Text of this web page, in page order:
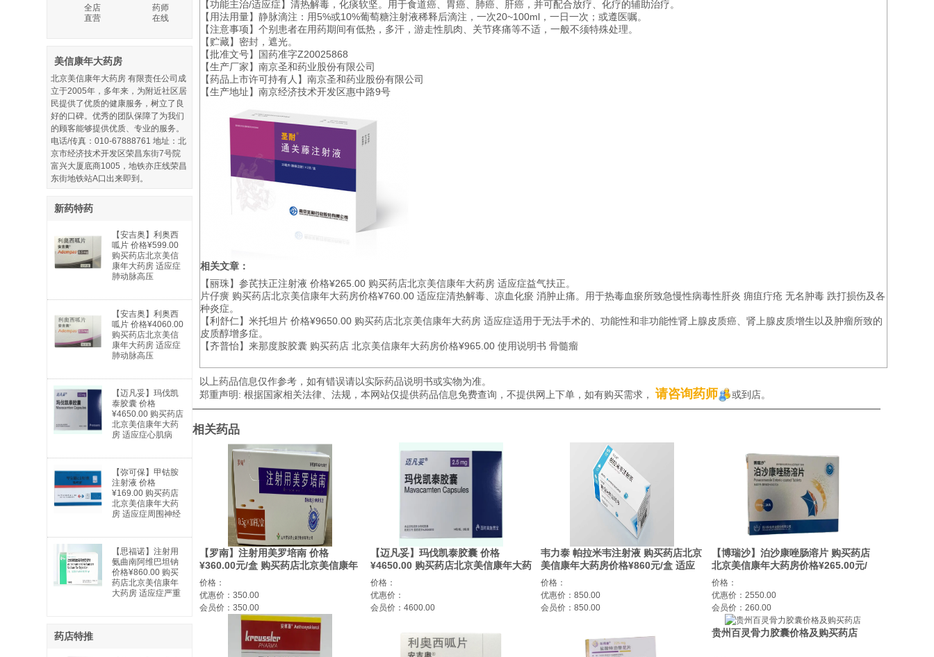
全店
直营
药师
在线
美信康年大药房
北京美信康年大药房 有限责任公司成
立于2005年，多年来，为附近社区居
民提供了优质的健康服务，树立了良
好的口碑。优秀的团队保障了为我们
的顾客能够提供优质、专业的服务。
电话/传真：010-67888761 地址：北
京市经济技术开发区荣昌东街7号院
富兴大厦底商1005，地铁亦庄线荣昌
东街地铁站A口出来即到。
新药特药
【安吉奥】利奥西
呱片 价格¥599.00
购买药店北京美信
康年大药房 适应症
肺动脉高压
【安吉奥】利奥西
呱片 价格¥4060.00
购买药店北京美信
康年大药房 适应症
肺动脉高压
【迈凡妥】玛伐凯
泰胶囊 价格
¥4650.00 购买药店
北京美信康年大药
房 适应症心肌病
【弥可保】甲钴胺
注射液 价格
¥169.00 购买药店
北京美信康年大药
房 适应症周围神经
B12引起的巨幼红
细胞性贫血
【思福诺】注射用
氨曲南阿维巴坦钠
价格¥860.00 购买
药店北京美信康年
大药房 适应症严重
药店特推
【功能主治/适应症】清热解毒，化痰软坚。用于食道癌、胃癌、肺癌、肝癌，并可配合放疗、化疗的辅助治疗。
【用法用量】静脉滴注：用5%或10%葡萄糖注射液稀释后滴注，一次20~100ml，一日一次；或遵医嘱。
【注意事项】个别患者在用药期间有低热，多汗，游走性肌肉、关节疼痛等不适，一般不须特殊处理。
【贮藏】密封，遮光。
【批准文号】国药准字Z20025868
【生产厂家】南京圣和药业股份有限公司
【药品上市许可持有人】南京圣和药业股份有限公司
【生产地址】南京经济技术开发区惠中路9号
相关文章：
【丽珠】参芪扶正注射液 价格¥265.00 购买药店北京美信康年大药房 适应症益气扶正。
片仔癀 购买药店北京美信康年大药房价格¥760.00 适应症清热解毒、凉血化瘀 消肿止痛。用于热毒血瘀所致急慢性病毒性肝炎 痈疽疔疮 无名肿毒 跌打损伤及各
种炎症。
【利舒仁】米托坦片 价格¥9650.00 购买药店北京美信康年大药房 适应症适用于无法手术的、功能性和非功能性肾上腺皮质癌、肾上腺皮质增生以及肿瘤所致的
皮质醇增多症。
【齐普怡】来那度胺胶囊 购买药店 北京美信康年大药房价格¥965.00 使用说明书 骨髓瘤
以上药品信息仅作参考，如有错误请以实际药品说明书或实物为准。
郑重声明: 根据国家相关法律、法规，本网站仅提供药品信息免费查询，不提供网上下单，如有购买需求， 请咨询药师 或到店。
相关药品
【罗南】注射用美罗培南 价格
¥360.00元/盒 购买药店北京美信康年
大药房 适应症敏感菌感染
价格：
优惠价：350.00
会员价：350.00
【迈凡妥】玛伐凯泰胶囊 价格
¥4650.00 购买药店北京美信康年大药
房 适应症心肌病
价格：
优惠价：
会员价：4600.00
韦力泰 帕拉米韦注射液 购买药店北京
美信康年大药房价格¥860元/盒 适应
症用于治疗甲型或乙型流行性感冒。
价格：
优惠价：850.00
会员价：850.00
【博瑞沙】泊沙康唑肠溶片 购买药店
北京美信康年大药房价格¥265.00元/
盒 适应症预防侵袭性曲霉菌和念珠菌
感
价格：
优惠价：2550.00
会员价：260.00
贵州百灵骨力胶囊价格及购买药店